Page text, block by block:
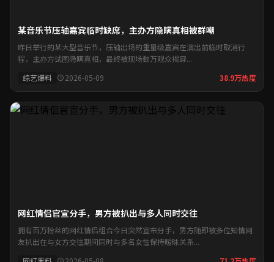
某音乐节压轴嘉宾临时缺席，主办方隐瞒真相被群嘲
昨日举行的某大型音乐节，压轴出场的重量级嘉宾在演出前临时取消行
程，主办方试图隐瞒真相，最终被现场数万观众揭穿...
综艺爆料
2026-05-09 38.9万热度
网红情侣官宣分手，男方被扒出与多人同时交往
拥有百万粉丝的网红情侣组合今日突然宣布分手，男方随即被多位知情网
友扒出在与女方交往期间同时与多名女性保持暧昧关系...